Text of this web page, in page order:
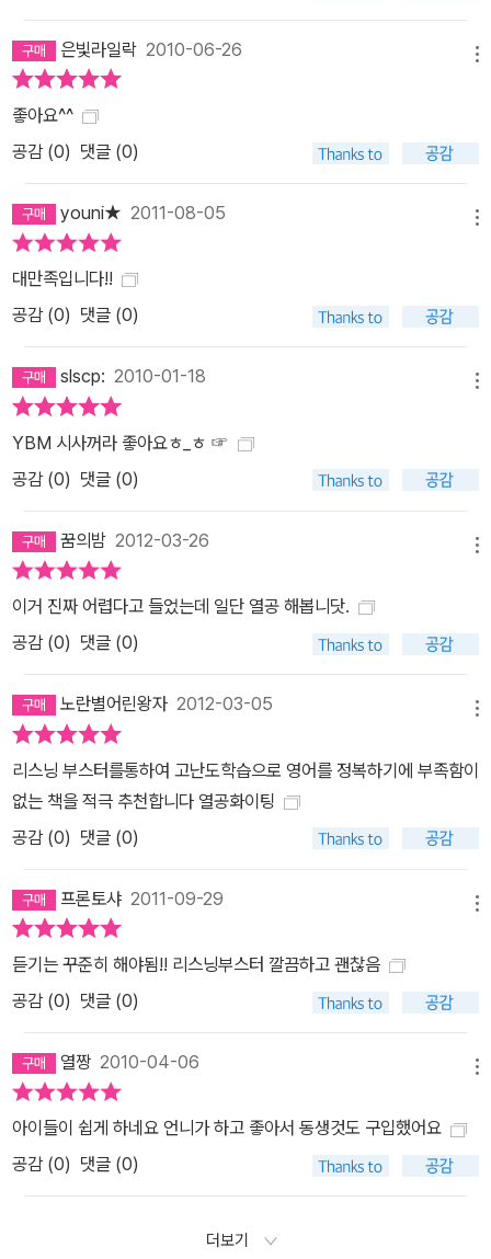
은빛라일락 2010-06-26
좋아요^^
공감 (0) 댓글 (0)
youni★ 2011-08-05
대만족입니다!!
공감 (0) 댓글 (0)
slscp: 2010-01-18
YBM 시사꺼라 좋아요ㅎ_ㅎ ☞
공감 (0) 댓글 (0)
꿈의밤 2012-03-26
이거 진짜 어렵다고 들었는데 일단 열공 해봅니닷.
공감 (0) 댓글 (0)
노란별어린왕자 2012-03-05
리스닝 부스터를통하여 고난도학습으로 영어를 정복하기에 부족함이
없는 책을 적극 추천합니다 열공화이팅
공감 (0) 댓글 (0)
프론토샤 2011-09-29
듣기는 꾸준히 해야됨!! 리스닝부스터 깔끔하고 괜찮음
공감 (0) 댓글 (0)
열짱 2010-04-06
아이들이 쉽게 하네요 언니가 하고 좋아서 동생것도 구입했어요
공감 (0) 댓글 (0)
더보기